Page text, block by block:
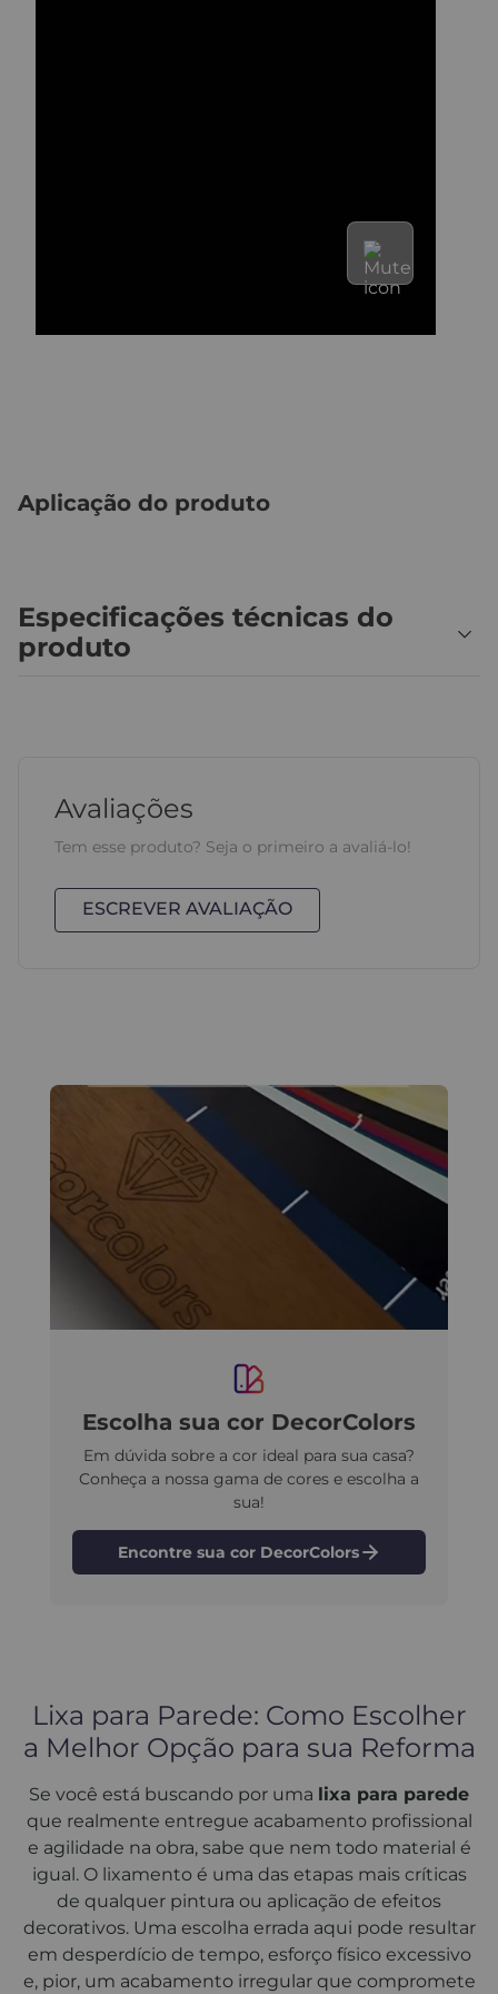
Aplicação do produto
Especificações técnicas do
produto
Avaliações
Tem esse produto? Seja o primeiro a avaliá-lo!
ESCREVER AVALIAÇÃO
Escolha sua cor DecorColors
Em dúvida sobre a cor ideal para sua casa?
Conheça a nossa gama de cores e escolha a
sua!
Encontre sua cor DecorColors
Lixa para Parede: Como Escolher
a Melhor Opção para sua Reforma
Se você está buscando por uma lixa para parede
que realmente entregue acabamento profissional
e agilidade na obra, sabe que nem todo material é
igual. O lixamento é uma das etapas mais críticas
de qualquer pintura ou aplicação de efeitos
decorativos. Uma escolha errada aqui pode resultar
em desperdício de tempo, esforço físico excessivo
e, pior, um acabamento irregular que compromete